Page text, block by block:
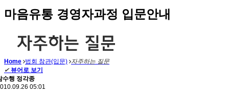
마음유통 경영자과정 입문안내
Home 법회 참관(입문) 자주하는 질문
✔ 뷰어로 보기
수행 정각종
05:01